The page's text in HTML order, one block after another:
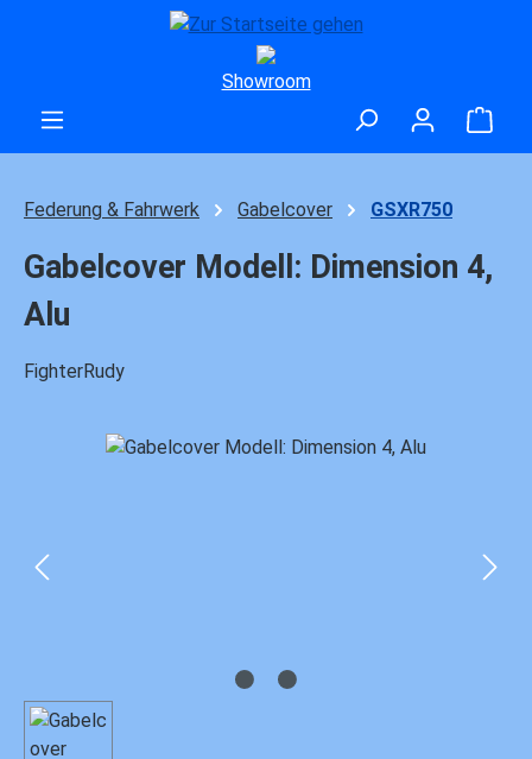
Zum Hauptinhalt springen
Showroom
Federung & Fahrwerk Gabelcover GSXR750
Gabelcover Modell: Dimension 4,
Alu
FighterRudy
Bildergalerie überspringen